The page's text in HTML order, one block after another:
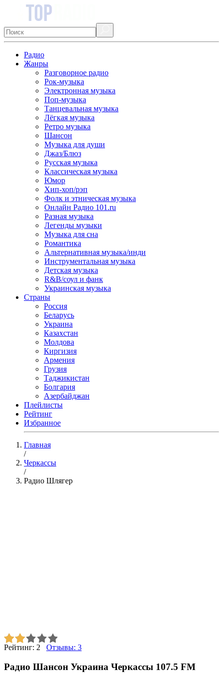
Радио
Жанры
Разговорное радио
Рок-музыка
Электронная музыка
Поп-музыка
Танцевальная музыка
Лёгкая музыка
Ретро музыка
Шансон
Музыка для души
Джаз/Блюз
Русская музыка
Классическая музыка
Юмор
Хип-хоп/рэп
Фолк и этническая музыка
Онлайн Радио 101.ru
Разная музыка
Легенды музыки
Музыка для сна
Романтика
Альтернативная музыка/инди
Инструментальная музыка
Детская музыка
R&B/cоул и фанк
Украинская музыка
Страны
Россия
Беларусь
Украина
Казахстан
Молдова
Киргизия
Армения
Грузия
Таджикистан
Болгария
Азербайджан
Плейлисты
Рейтинг
Избранное
Главная
/
Черкассы
/
Радио Шлягер
Рейтинг: 2 Отзывы: 3
Радио Шансон Украина Черкассы 107.5 FM